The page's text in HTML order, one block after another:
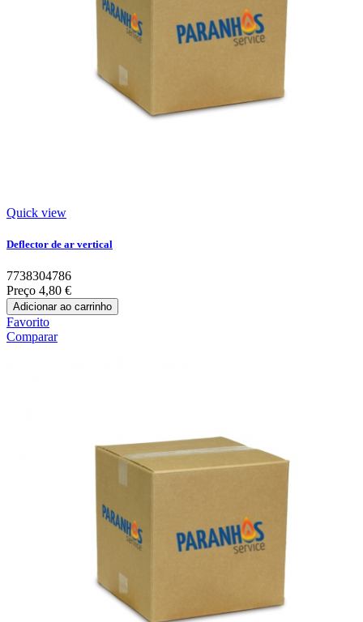
Quick view
Deflector de ar vertical
7738304786
Preço 4,80 €
Adicionar ao carrinho
Favorito
Comparar